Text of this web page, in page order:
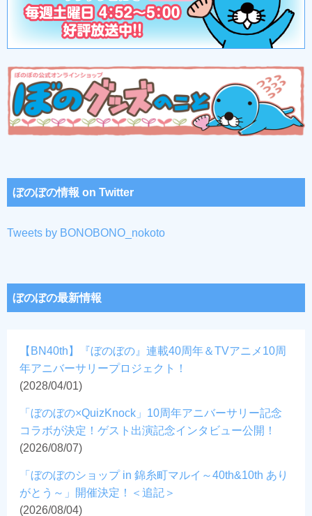
ぼのぼの情報 on Twitter
Tweets by BONOBONO_nokoto
ぼのぼの最新情報
【BN40th】『ぼのぼの』連載40周年＆TVアニメ10周
年アニバーサリープロジェクト！
(2028/04/01)
「ぼのぼの×QuizKnock」10周年アニバーサリー記念
コラボが決定！ゲスト出演記念インタビュー公開！
(2026/08/07)
「ぼのぼのショップ in 錦糸町マルイ～40th&10th あり
がとう～」開催決定！＜追記＞
(2026/08/04)